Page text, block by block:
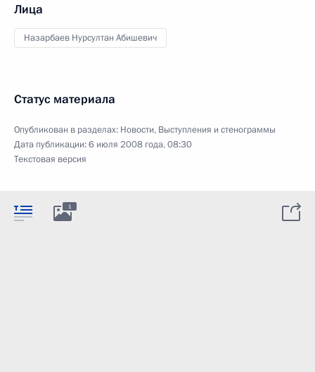
Лица
Назарбаев Нурсултан Абишевич
Статус материала
Опубликован в разделах: Новости, Выступления и стенограммы
Дата публикации:6 июля 2008 года, 08:30
Текстовая версия
1